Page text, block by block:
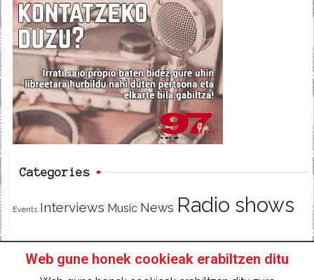
e
b
o
o
t
t
e
d
Categories
Events Interviews Music News Radio shows
HOME
HAZTE SOCI@ DE 97FM IRRATIA
Web gune honek cookieak erabiltzen ditu